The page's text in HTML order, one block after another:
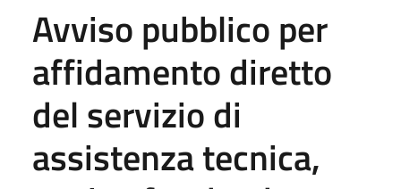
Avviso pubblico per
affidamento diretto
del servizio di
assistenza tecnica,